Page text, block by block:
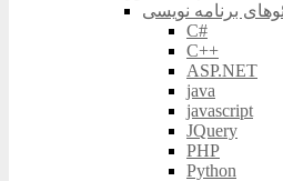
برنامه نویسی
C#
C++
ASP.NET
java
javascript
JQuery
PHP
Python